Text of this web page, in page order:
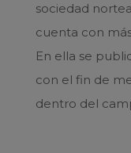
sociedad
cuenta con
En ella se
con el fin de
dentro del